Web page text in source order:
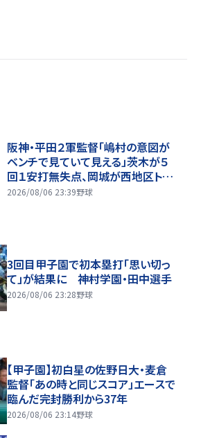
阪神・平田２軍監督「嶋村の意図が
ベンチで見ていて見える」茨木が５
回１安打無失点、岡城が西地区トッ
プタイ１７盗塁
2026/08/06 23:39野球
3回目甲子園で初本塁打「思い切っ
て」が結果に 神村学園・田中選手
2026/08/06 23:28野球
【甲子園】初白星の佐野日大・麦倉
監督「あの時と同じスコア」エースで
臨んだ完封勝利から37年
2026/08/06 23:14野球